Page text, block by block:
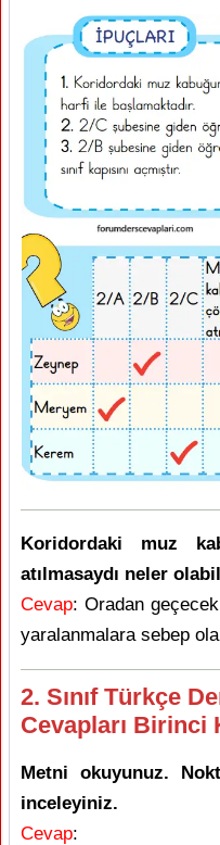
Koridordaki muz
atılmasaydı neler
Cevap: Oradan
yaralanmalara sebep
2. Sınıf Türkçe
Cevapları Birinci
Metni okuyunuz.
inceleyiniz.
Cevap: